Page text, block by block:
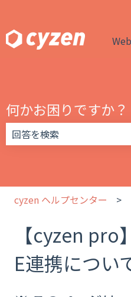
何かお困りですか？
cyzen ヘルプセンター
【cyzen pro
E連携につい